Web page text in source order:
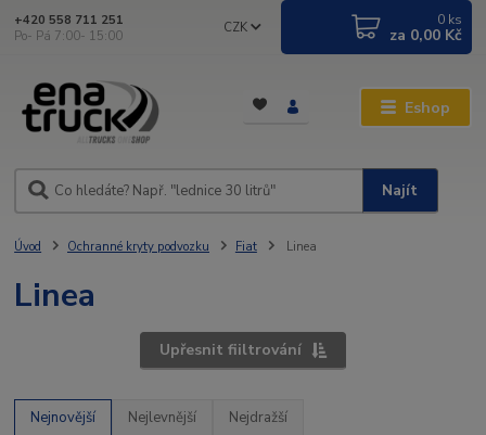
Eshop
CZK
Najít
+420 558 711 251
Po- Pá 7:00- 15:00
0 ks
za 0,00 Kč
Úvod Ochranné kryty podvozku Fiat Linea
Linea
Upřesnit fiiltrování
Nejnovější Nejlevnější Nejdražší